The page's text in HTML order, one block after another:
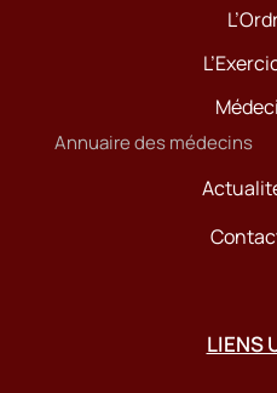
Annuaire des médecins
LIENS